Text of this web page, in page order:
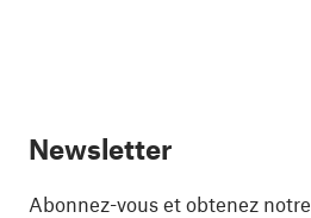
Newsletter
Abonnez-vous et obtenez